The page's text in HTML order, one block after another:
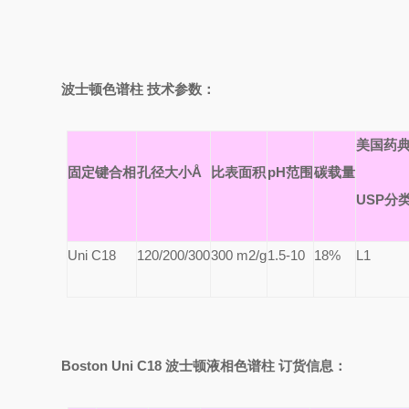
波士顿色谱柱 技术参数：
固定键合相孔径大小Å 比表面积pH范围碳载量
美国药
USP分
Uni C18 120/200/300300 m2/g1.5-10 18% L1
Boston Uni C18波士顿液相色谱柱 订货信息：